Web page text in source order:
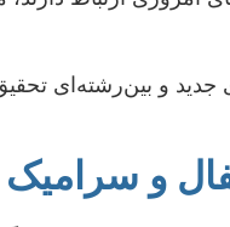
و بین‌رشته‌ای تحقیق
و سرامیک